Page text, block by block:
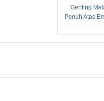
Genting
Penuh Atas